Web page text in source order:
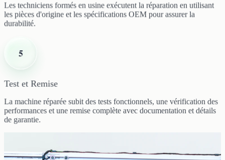
Les techniciens formés en usine exécutent la réparation en utilisant
les pièces d'origine et les spécifications OEM pour assurer la
durabilité.
5
Test et Remise
La machine réparée subit des tests fonctionnels, une vérification des
performances et une remise complète avec documentation et détails
de garantie.